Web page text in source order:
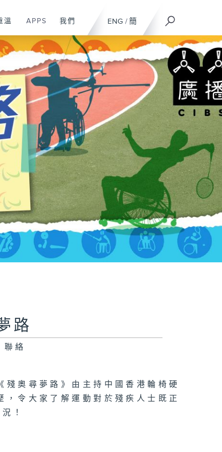
ENG / 簡
溫 APPS 我們
路
聯絡
奧尋夢路》由主持中國香港輪椅硬
令大家了解運動對於殘疾人士既正
！